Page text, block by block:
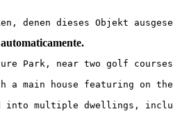
denen dieses Objekt
Park, near two golf
main house featuring on
into multiple dwellings,